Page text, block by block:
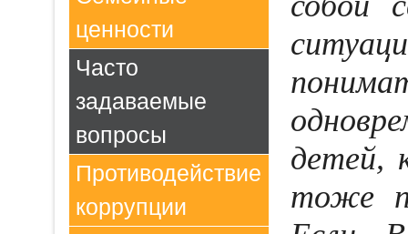
ценности
Часто
задаваемые
вопросы
Противодействие
коррупции
детей,
тоже